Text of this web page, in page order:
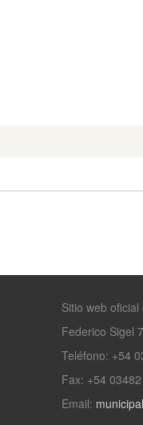
Sitio web
Federico Sigel
Teléfono: +54
Fax: +54
Email: